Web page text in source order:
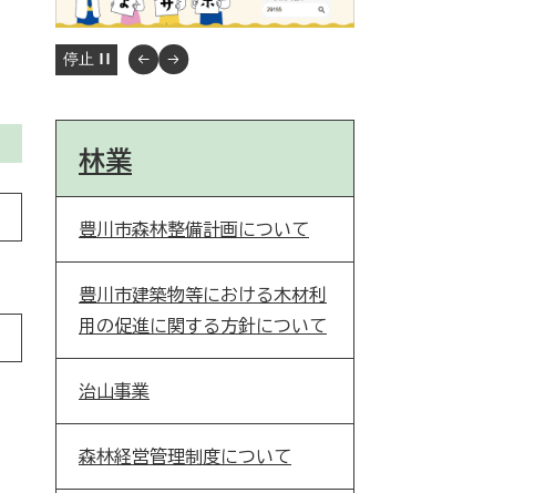
停止
林業
豊川市森林整備計画について
豊川市建築物等における木材利
用の促進に関する方針について
治山事業
森林経営管理制度について